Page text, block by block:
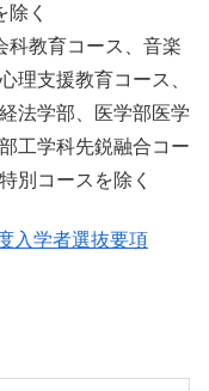
く
教育コース、音楽
理支援教育コース、
法学部、医学部医学
工学科先鋭融合コー
別コースを除く
入学者選抜要項